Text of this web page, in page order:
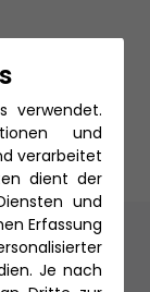
verwendet.
und
verarbeitet
dient der
und
Erfassung
Je nach